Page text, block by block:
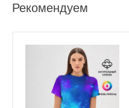
Рекомендуем